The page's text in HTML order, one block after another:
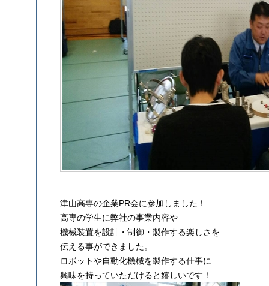
津山高専の企業PR会に参加しました！
高専の学生に弊社の事業内容や
機械装置を設計・制御・製作する楽しさを
伝える事ができました。
ロボットや自動化機械を製作する仕事に
興味を持っていただけると嬉しいです！